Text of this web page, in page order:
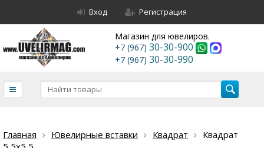
Вход Регистрация
Магазин для ювелиров.
+7 (967) 30-30-900
+7 (967) 30-30-990
Главная Ювелирные вставки Квадрат
Квадрат